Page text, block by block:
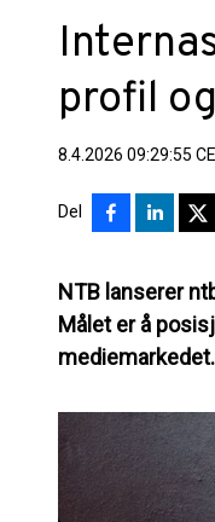
profil
8.4.2026 09:29:55
Del
NTB lanserer
Målet er å
mediemarkedet.